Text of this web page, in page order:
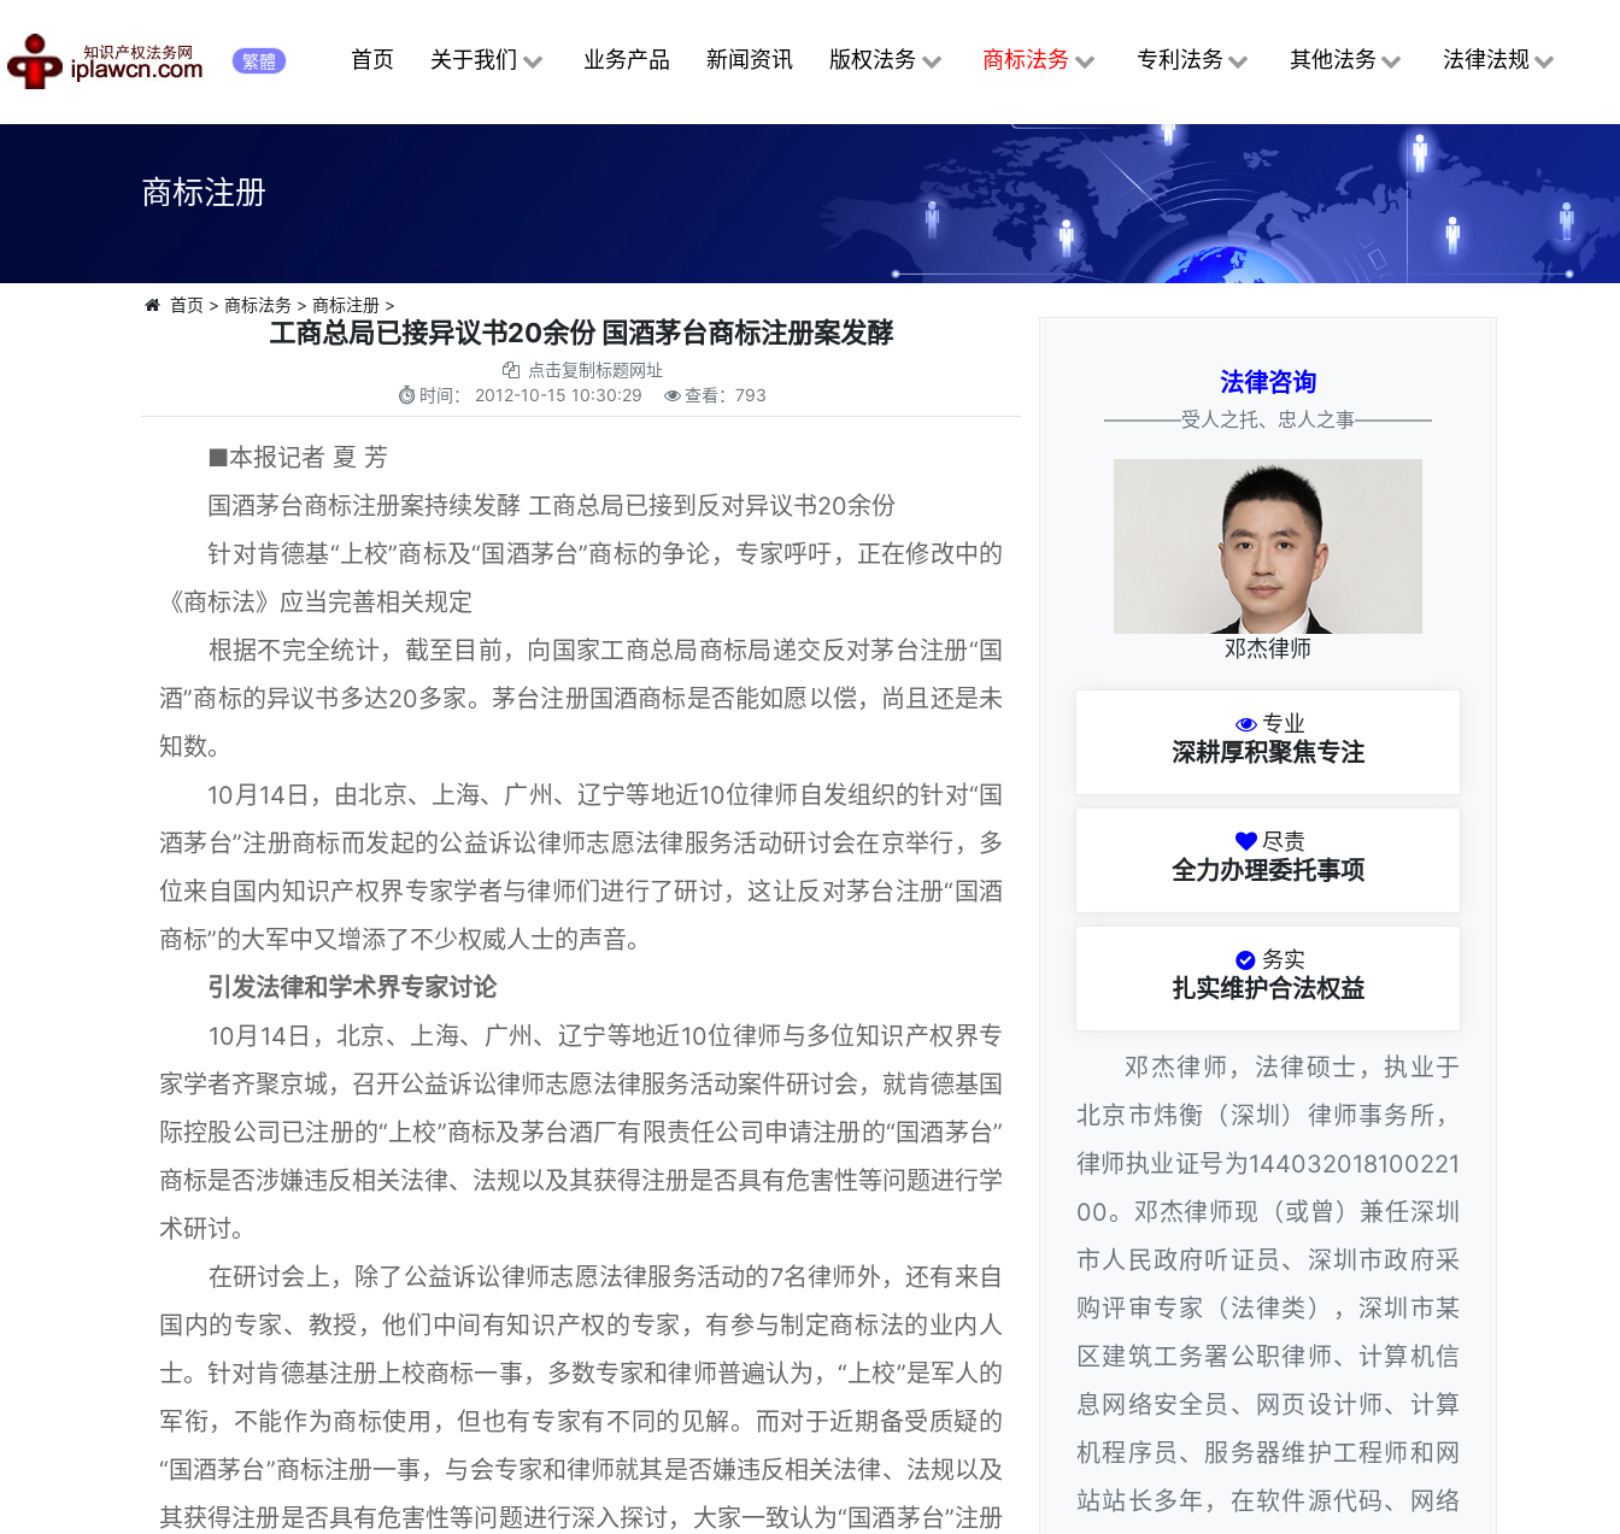
繁體 首页 关于我们 业务产品 新闻资讯 版权法务 商标法务 专利法务 其他法务 法律法规
商标注册
首页 > 商标法务> 商标注册>
工商总局已接异议书20余份 国酒茅台商标注册案发酵
点击复制标题网址
时间： 2012-10-15 10:30:29 查看：793
■本报记者 夏 芳
国酒茅台商标注册案持续发酵 工商总局已接到反对异议书20余份
针对肯德基“上校”商标及“国酒茅台”商标的争论，专家呼吁，正在修改中的
《商标法》应当完善相关规定
根据不完全统计，截至目前，向国家工商总局商标局递交反对茅台注册“国
酒”商标的异议书多达20多家。茅台注册国酒商标是否能如愿以偿，尚且还是未
知数。
10月14日，由北京、上海、广州、辽宁等地近10位律师自发组织的针对“国
酒茅台”注册商标而发起的公益诉讼律师志愿法律服务活动研讨会在京举行，多
位来自国内知识产权界专家学者与律师们进行了研讨，这让反对茅台注册“国酒
商标”的大军中又增添了不少权威人士的声音。
引发法律和学术界专家讨论
10月14日，北京、上海、广州、辽宁等地近10位律师与多位知识产权界专
家学者齐聚京城，召开公益诉讼律师志愿法律服务活动案件研讨会，就肯德基国
际控股公司已注册的“上校”商标及茅台酒厂有限责任公司申请注册的“国酒茅台”
商标是否涉嫌违反相关法律、法规以及其获得注册是否具有危害性等问题进行学
术研讨。
在研讨会上，除了公益诉讼律师志愿法律服务活动的7名律师外，还有来自
国内的专家、教授，他们中间有知识产权的专家，有参与制定商标法的业内人
士。针对肯德基注册上校商标一事，多数专家和律师普遍认为，“上校”是军人的
军衔，不能作为商标使用，但也有专家有不同的见解。而对于近期备受质疑的
“国酒茅台”商标注册一事，与会专家和律师就其是否嫌违反相关法律、法规以及
其获得注册是否具有危害性等问题进行深入探讨，大家一致认为“国酒茅台”注册
法律咨询
————受人之托、忠人之事————
邓杰律师
专业
深耕厚积聚焦专注
尽责
全力办理委托事项
务实
扎实维护合法权益
邓杰律师，法律硕士，执业于
北京市炜衡（深圳）律师事务所，
律师执业证号为144032018100221
00。邓杰律师现（或曾）兼任深圳
市人民政府听证员、深圳市政府采
购评审专家（法律类），深圳市某
区建筑工务署公职律师、计算机信
息网络安全员、网页设计师、计算
机程序员、服务器维护工程师和网
站站长多年，在软件源代码、网络